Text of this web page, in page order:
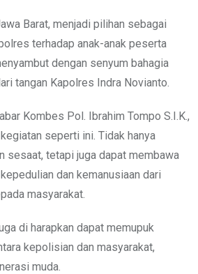
Barat, menjadi pilihan sebagai
terhadap anak-anak peserta
dengan senyum bahagia
tangan Kapolres Indra Novianto.
Kombes Pol. Ibrahim Tompo S.I.K.,
seperti ini. Tidak hanya
sesaat, tetapi juga dapat membawa
dan kemanusiaan dari
masyarakat.
di harapkan dapat memupuk
kepolisian dan masyarakat,
muda.